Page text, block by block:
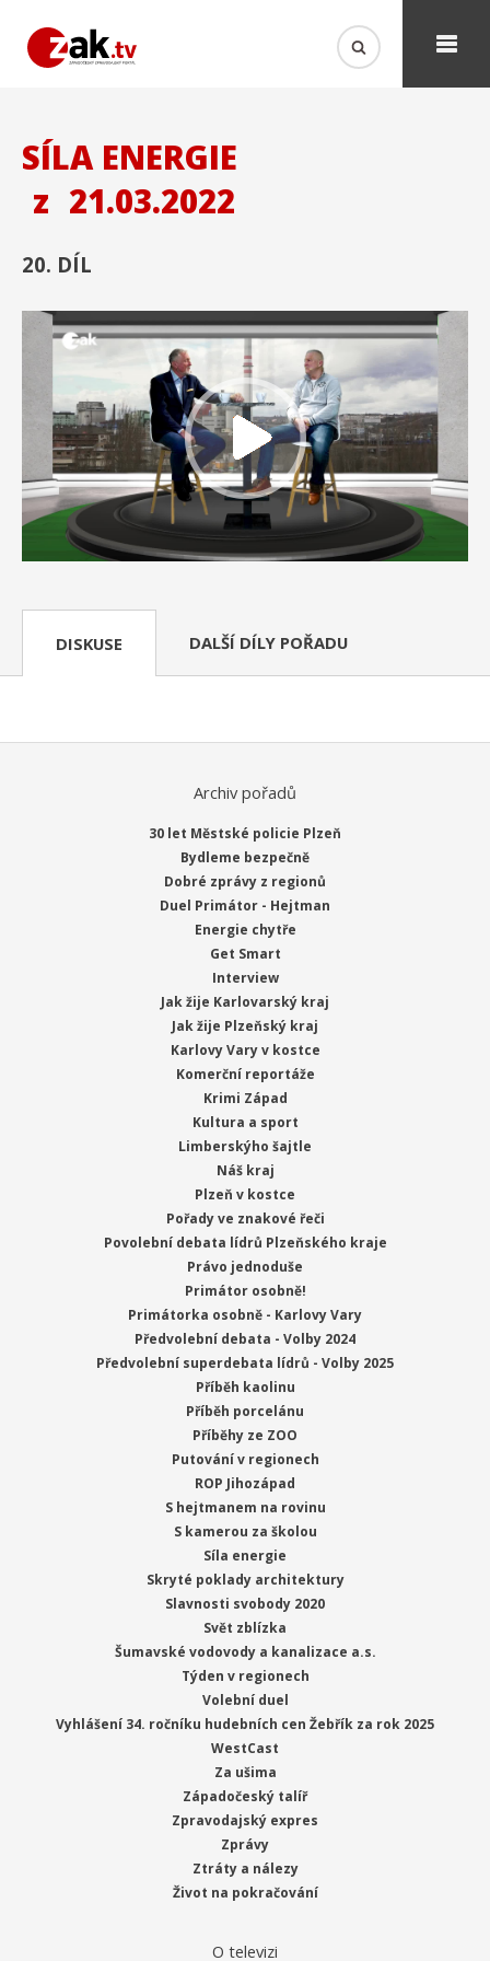
SÍLA ENERGIE
z 21.03.2022
20. DÍL
DISKUSE DALŠÍ DÍLY POŘADU
Archiv pořadů
30 let Městské policie Plzeň
Bydleme bezpečně
Dobré zprávy z regionů
Duel Primátor - Hejtman
Energie chytře
Get Smart
Interview
Jak žije Karlovarský kraj
Jak žije Plzeňský kraj
Karlovy Vary v kostce
Komerční reportáže
Krimi Západ
Kultura a sport
Limberskýho šajtle
Náš kraj
Plzeň v kostce
Pořady ve znakové řeči
Povolební debata lídrů Plzeňského kraje
Právo jednoduše
Primátor osobně!
Primátorka osobně - Karlovy Vary
Předvolební debata - Volby 2024
Předvolební superdebata lídrů - Volby 2025
Příběh kaolinu
Příběh porcelánu
Příběhy ze ZOO
Putování v regionech
ROP Jihozápad
S hejtmanem na rovinu
S kamerou za školou
Síla energie
Skryté poklady architektury
Slavnosti svobody 2020
Svět zblízka
Šumavské vodovody a kanalizace a.s.
Týden v regionech
Volební duel
Vyhlášení 34. ročníku hudebních cen Žebřík za rok 2025
WestCast
Za ušima
Západočeský talíř
Zpravodajský expres
Zprávy
Ztráty a nálezy
Život na pokračování
O televizi